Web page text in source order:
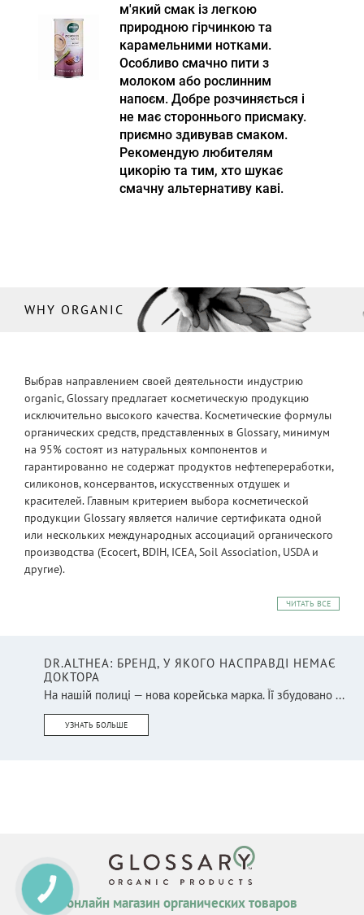
м'який смак із легкою
природною гірчинкою та
карамельними нотками.
Особливо смачно пити з
молоком або рослинним
напоєм. Добре розчиняється і
не має стороннього присмаку.
приємно здивував смаком.
Рекомендую любителям
цикорію та тим, хто шукає
смачну альтернативу каві.
WHY ORGANIC
Выбрав направлением своей деятельности индустрию
organic, Glossary предлагает косметическую продукцию
исключительно высокого качества. Косметические формулы
органических средств, представленных в Glossary, минимум
на 95% состоят из натуральных компонентов и
гарантированно не содержат продуктов нефтепереработки,
силиконов, консервантов, искусственных отдушек и
красителей. Главным критерием выбора косметической
продукции Glossary является наличие сертификата одной
или нескольких международных ассоциаций органического
производства (Ecocert, BDIH, ICEA, Soil Association, USDA и
другие).
ЧИТАТЬ ВСЕ
DR.ALTHEA: БРЕНД, У ЯКОГО НАСПРАВДІ НЕМАЄ
ДОКТОРА
На нашій полиці — нова корейська марка. Її збудовано ...
УЗНАТЬ БОЛЬШЕ
онлайн магазин органических товаров
КНОПКА
СВЯЗИ